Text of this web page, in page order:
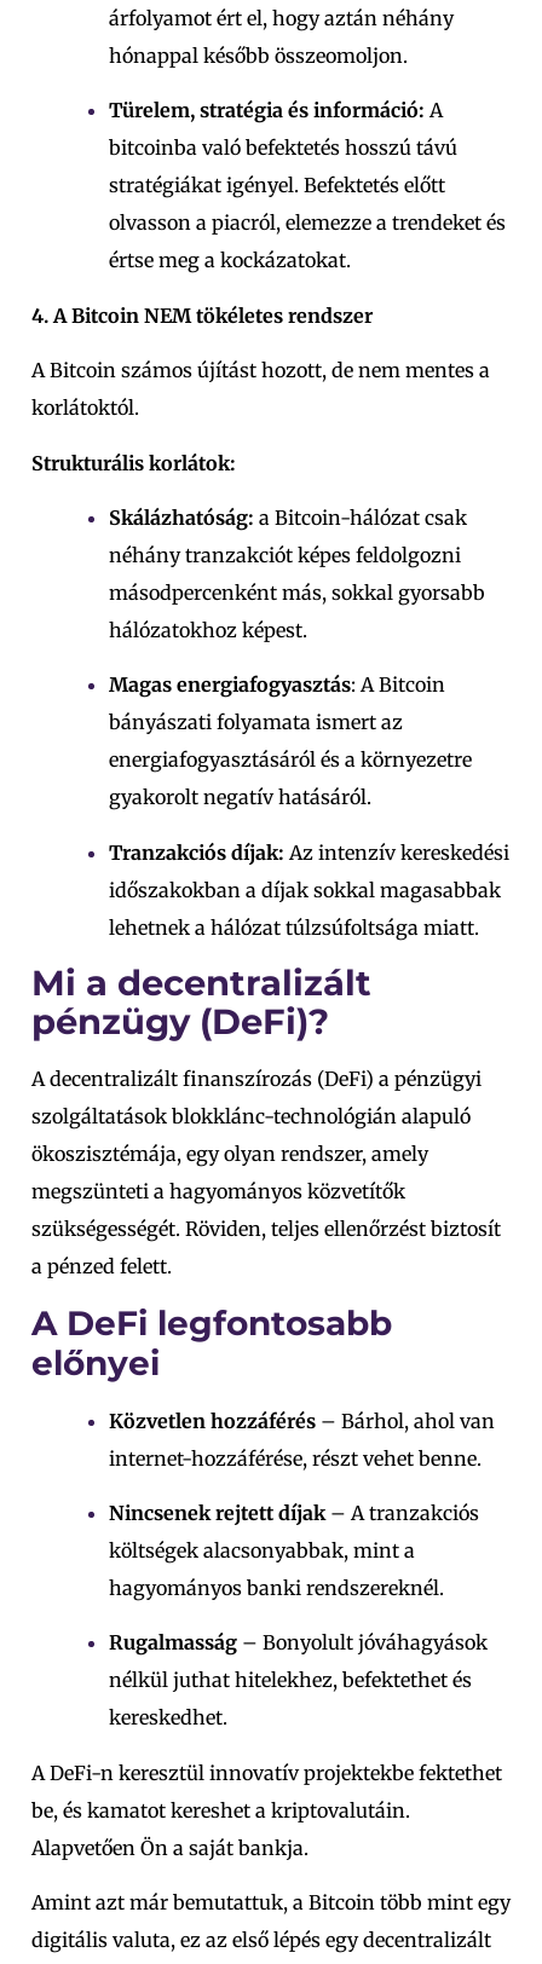
árfolyamot ért el, hogy aztán néhány
hónappal később összeomoljon.
Türelem, stratégia és információ: A
bitcoinba való befektetés hosszú távú
stratégiákat igényel. Befektetés előtt
olvasson a piacról, elemezze a trendeket és
értse meg a kockázatokat.
4. A Bitcoin NEM tökéletes rendszer
A Bitcoin számos újítást hozott, de nem mentes a
korlátoktól.
Strukturális korlátok:
Skálázhatóság: a Bitcoin-hálózat csak
néhány tranzakciót képes feldolgozni
másodpercenként más, sokkal gyorsabb
hálózatokhoz képest.
Magas energiafogyasztás: A Bitcoin
bányászati folyamata ismert az
energiafogyasztásáról és a környezetre
gyakorolt negatív hatásáról.
Tranzakciós díjak: Az intenzív kereskedési
időszakokban a díjak sokkal magasabbak
lehetnek a hálózat túlzsúfoltsága miatt.
Mi a decentralizált
pénzügy (DeFi)?
A decentralizált finanszírozás (DeFi) a pénzügyi
szolgáltatások blokklánc-technológián alapuló
ökoszisztémája, egy olyan rendszer, amely
megszünteti a hagyományos közvetítők
szükségességét. Röviden, teljes ellenőrzést biztosít
a pénzed felett.
A DeFi legfontosabb
előnyei
Közvetlen hozzáférés – Bárhol, ahol van
internet-hozzáférése, részt vehet benne.
Nincsenek rejtett díjak – A tranzakciós
költségek alacsonyabbak, mint a
hagyományos banki rendszereknél.
Rugalmasság – Bonyolult jóváhagyások
nélkül juthat hitelekhez, befektethet és
kereskedhet.
A DeFi-n keresztül innovatív projektekbe fektethet
be, és kamatot kereshet a kriptovalutáin.
Alapvetően Ön a saját bankja.
Amint azt már bemutattuk, a Bitcoin több mint egy
digitális valuta, ez az első lépés egy decentralizált